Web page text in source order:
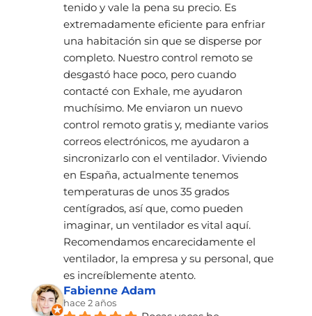
tenido y vale la pena su precio. Es
extremadamente eficiente para enfriar
una habitación sin que se disperse por
completo. Nuestro control remoto se
desgastó hace poco, pero cuando
contacté con Exhale, me ayudaron
muchísimo. Me enviaron un nuevo
control remoto gratis y, mediante varios
correos electrónicos, me ayudaron a
sincronizarlo con el ventilador. Viviendo
en España, actualmente tenemos
temperaturas de unos 35 grados
centígrados, así que, como pueden
imaginar, un ventilador es vital aquí.
Recomendamos encarecidamente el
ventilador, la empresa y su personal, que
es increíblemente atento.
Fabienne Adam
hace 2 años